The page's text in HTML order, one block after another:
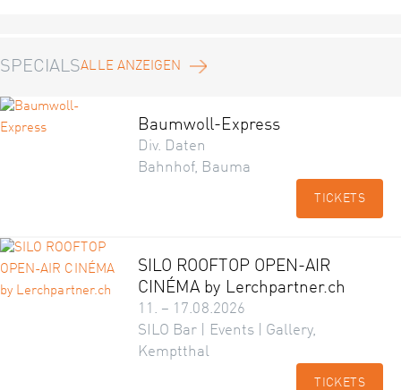
SPECIALSALLE ANZEIGEN
Baumwoll-Express
Div. Daten
Bahnhof, Bauma
TICKETS
SILO ROOFTOP OPEN-AIR
CINÉMA by Lerchpartner.ch
11. – 17.08.2026
SILO Bar | Events | Gallery,
Kemptthal
TICKETS